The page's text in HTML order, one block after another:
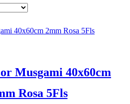
Musgami 40x60cm
Rosa 5Fls